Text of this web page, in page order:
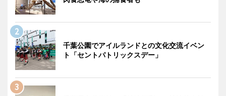
千葉公園でアイルランドとの文化交流イベン
ト「セントパトリックスデー」